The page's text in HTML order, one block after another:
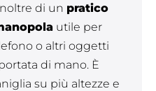
di un pratico
utile per
o altri oggetti
di mano. È
su più altezze e